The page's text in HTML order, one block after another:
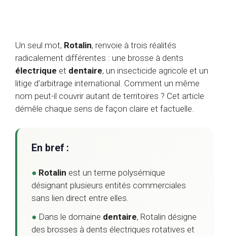
Un seul mot, Rotalin, renvoie à trois réalités
radicalement différentes : une brosse à dents
électrique et dentaire, un insecticide agricole et un
litige d’arbitrage international. Comment un même
nom peut-il couvrir autant de territoires ? Cet article
démêle chaque sens de façon claire et factuelle.
En bref :
● Rotalin est un terme polysémique
désignant plusieurs entités commerciales
sans lien direct entre elles.
● Dans le domaine dentaire, Rotalin désigne
des brosses à dents électriques rotatives et